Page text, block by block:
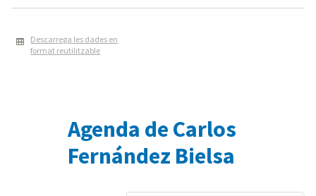
Descarrega les dades en
format reutilitzable
Agenda de Carlos
Fernández Bielsa